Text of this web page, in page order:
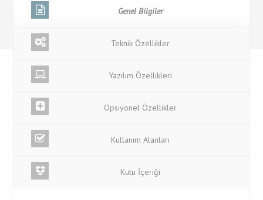
Genel Bilgiler
Teknik Özellikler
Yazılım Özellikleri
Opsiyonel Özellikler
Kullanım Alanları
Kutu İçeriği